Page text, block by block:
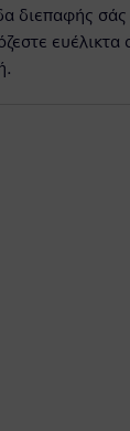
διεπαφής σάς
ευέλικτα